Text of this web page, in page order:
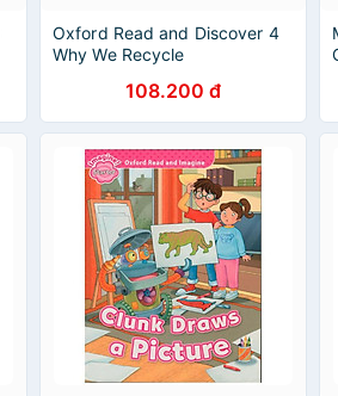
Oxford Read and Discover 4
Why We Recycle
108.200 đ